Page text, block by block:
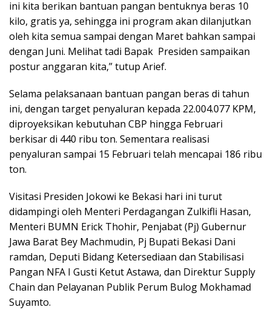
ini kita berikan bantuan pangan bentuknya beras 10
kilo, gratis ya, sehingga ini program akan dilanjutkan
oleh kita semua sampai dengan Maret bahkan sampai
dengan Juni. Melihat tadi Bapak Presiden sampaikan
postur anggaran kita,” tutup Arief.
Selama pelaksanaan bantuan pangan beras di tahun
ini, dengan target penyaluran kepada 22.004.077 KPM,
diproyeksikan kebutuhan CBP hingga Februari
berkisar di 440 ribu ton. Sementara realisasi
penyaluran sampai 15 Februari telah mencapai 186 ribu
ton.
Visitasi Presiden Jokowi ke Bekasi hari ini turut
didampingi oleh Menteri Perdagangan Zulkifli Hasan,
Menteri BUMN Erick Thohir, Penjabat (Pj) Gubernur
Jawa Barat Bey Machmudin, Pj Bupati Bekasi Dani
ramdan, Deputi Bidang Ketersediaan dan Stabilisasi
Pangan NFA I Gusti Ketut Astawa, dan Direktur Supply
Chain dan Pelayanan Publik Perum Bulog Mokhamad
Suyamto.